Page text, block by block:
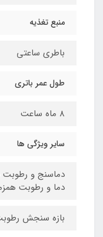
منبع تغذیه
باطری ساعتی
طول عمر باتری
8 ماه ساعت
سایر ویژگی ها
دماسنج و رطوبت
دما و رطوبت
بازه سنجش رطوبت از 10 الی